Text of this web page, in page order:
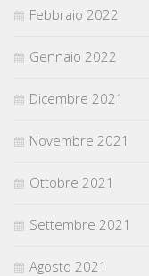
Febbraio 2022
Gennaio 2022
Dicembre 2021
Novembre 2021
Ottobre 2021
Settembre 2021
Agosto 2021